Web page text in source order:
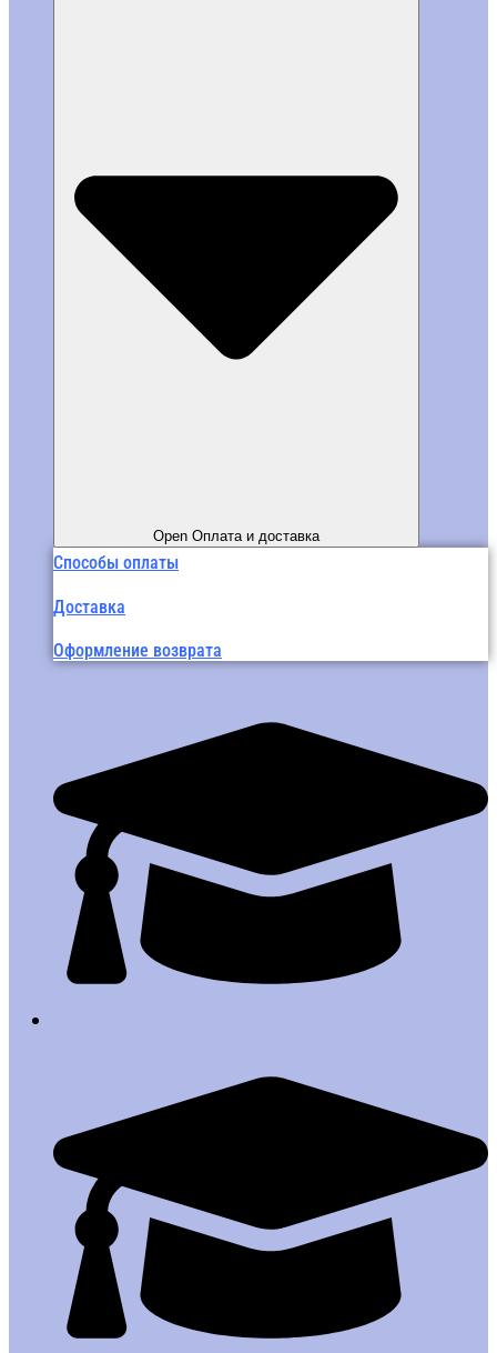
Open Оплата и доставка
Способы оплаты
Доставка
Оформление возврата